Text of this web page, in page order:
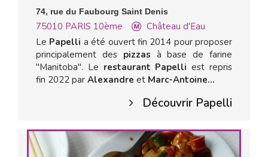
74, rue du Faubourg Saint Denis
75010 PARIS 10ème
Château d'Eau
Le Papelli a été ouvert fin 2014 pour proposer
principalement des pizzas à base de farine
"Manitoba". Le restaurant Papelliest repris
fin 2022 par Alexandre et Marc-Antoine...
Découvrir Papelli